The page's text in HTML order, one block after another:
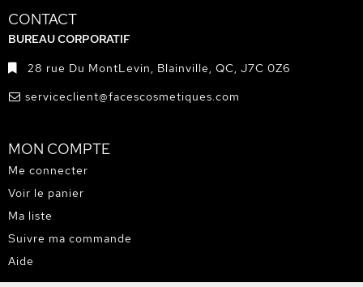
CONTACT
BUREAU CORPORATIF
28 rue Du MontLevin, Blainville, QC, J7C 0Z6
serviceclient@facescosmetiques.com
MON COMPTE
Me connecter
Voir le panier
Ma liste
Suivre ma commande
Aide